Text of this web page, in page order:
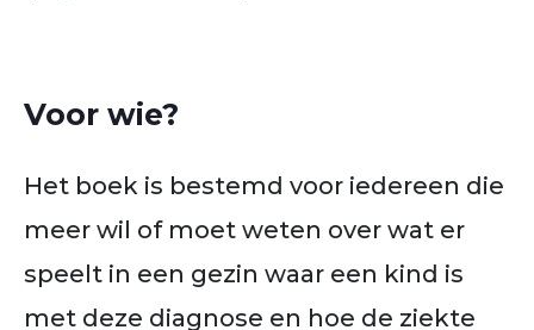
Voor wie?
Het boek is bestemd voor iedereen die
meer wil of moet weten over wat er
speelt in een gezin waar een kind is
met deze diagnose en hoe de ziekte